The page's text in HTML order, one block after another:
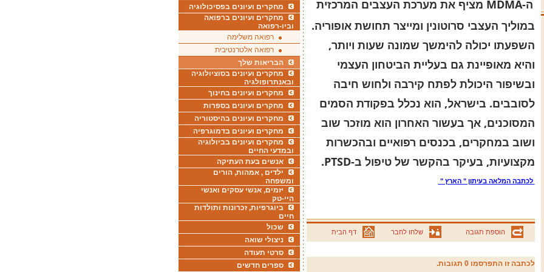
ה-MDMA מציף את מערכת העצבים המרכזית
במוליך העצבי סרוטונין ומייצר תחושת אופוריה.
השפעתו יכולה להימשך שמונה שעות ויותר,
והיא מאופיינת גם בעליית הביטחון העצמי
ובשיפור היכולת לפתח קירבה ולחוש חיבה
לסובבים. בישראל, הוא נכלל בפקודת הסמים
המסוכנים, אך בעשור האחרון הוא מוזכר שוב
ושוב במחקרים, בכנסים רפואיים ובהכשרות
מקצועיות, בעיקר בהקשר של טיפול ב-PTSD.
לכתבה המלאה בעיתון " הארץ "
הוספת תגובה שלחו לחבר דף הבית
לכתבה זו התפרסמו 0 תגובות.
מחקרים ועיונים בפסיכולוגיה
מחקרים ועיונים ברפואה
וביו-רפואה
רפואה משלימה
רפואה אלטרנטיבית
הבריאות שלך
מחקרים ועיונים בסוציולוגיה
ובאנתרופולגיה
מחקרים ועיונים בחינוך
מחקרים ועיונים בספרות
מחקרים ועיונים בהיסטוריה
מחקרים ועיונים בדמוגרפיה
מחקרים ועיונים בביולוגיה
ובמדעי החיים
אנשים בעת העתיקה
ילדים , אמהות, הורים
ומשפחה
יזמים, אנשי עסקים ואנשי
היי-טק
ביוגרפיות, זכרונות ותולדות
חיים
שכול
ניצולי שואה
סרטי תעודה
ספרים חדשים